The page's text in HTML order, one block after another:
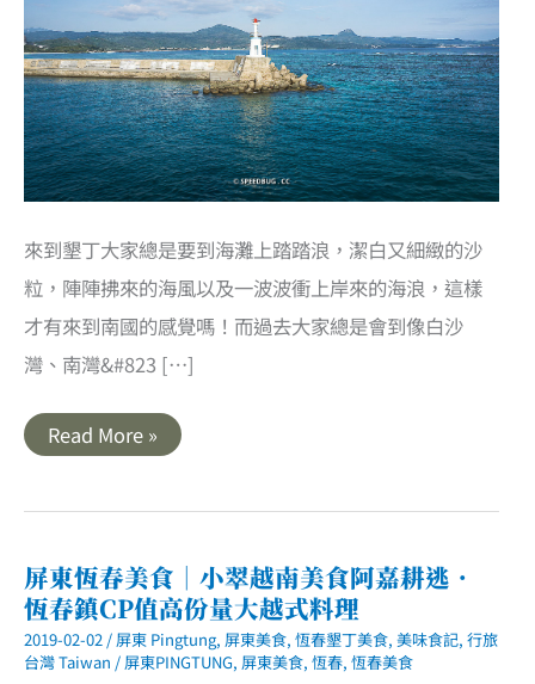
來到墾丁大家總是要到海灘上踏踏浪，潔白又細緻的沙
粒，陣陣拂來的海風以及一波波衝上岸來的海浪，這樣
才有來到南國的感覺嗎！而過去大家總是會到像白沙
灣、南灣&#823 […]
屏
東
墾
點
｜
星
砂
灣．
超
Read More »
屏東恆春美食｜小翠越南美食阿嘉耕逃．
恆春鎮CP值高份量大越式料理
2019-02-02 /屏東 Pingtung, 屏東美食, 恆春墾丁美食, 美味食記, 行旅
台灣 Taiwan /屏東PINGTUNG, 屏東美食, 恆春, 恆春美食